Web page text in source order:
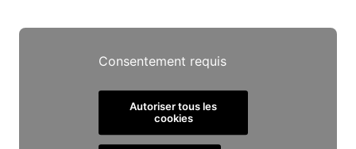
Consentement requis
Autoriser tous les
cookies